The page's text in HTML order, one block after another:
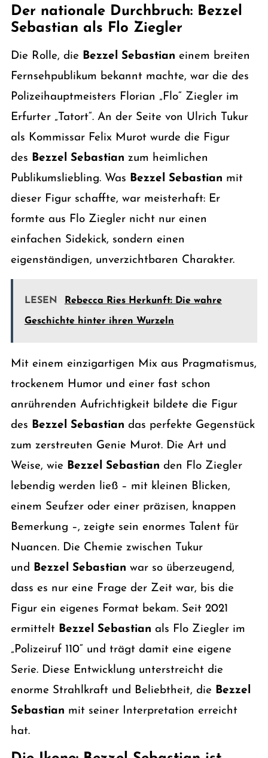
Der nationale Durchbruch: Bezzel
Sebastian als Flo Ziegler
Die Rolle, die Bezzel Sebastian einem breiten
Fernsehpublikum bekannt machte, war die des
Polizeihauptmeisters Florian „Flo“ Ziegler im
Erfurter „Tatort“. An der Seite von Ulrich Tukur
als Kommissar Felix Murot wurde die Figur
des Bezzel Sebastian zum heimlichen
Publikumsliebling. Was Bezzel Sebastian mit
dieser Figur schaffte, war meisterhaft: Er
formte aus Flo Ziegler nicht nur einen
einfachen Sidekick, sondern einen
eigenständigen, unverzichtbaren Charakter.
LESEN Rebecca Ries Herkunft: Die wahre
Geschichte hinter ihren Wurzeln
Mit einem einzigartigen Mix aus Pragmatismus,
trockenem Humor und einer fast schon
anrührenden Aufrichtigkeit bildete die Figur
des Bezzel Sebastian das perfekte Gegenstück
zum zerstreuten Genie Murot. Die Art und
Weise, wie Bezzel Sebastian den Flo Ziegler
lebendig werden ließ – mit kleinen Blicken,
einem Seufzer oder einer präzisen, knappen
Bemerkung –, zeigte sein enormes Talent für
Nuancen. Die Chemie zwischen Tukur
und Bezzel Sebastian war so überzeugend,
dass es nur eine Frage der Zeit war, bis die
Figur ein eigenes Format bekam. Seit 2021
ermittelt Bezzel Sebastian als Flo Ziegler im
„Polizeiruf 110“ und trägt damit eine eigene
Serie. Diese Entwicklung unterstreicht die
enorme Strahlkraft und Beliebtheit, die Bezzel
Sebastian mit seiner Interpretation erreicht
hat.